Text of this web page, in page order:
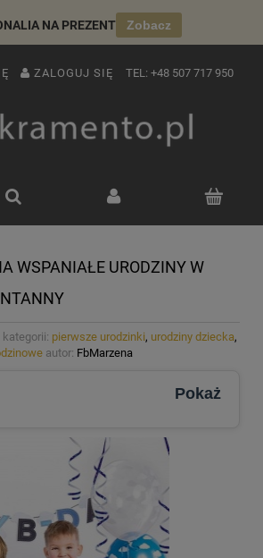
NA PREZENT Zobacz
ZALOGUJ SIĘ TEL: +48 507 717 950
WSPANIAŁE URODZINY W
kategorii: pierwsze urodzinki, urodziny dziecka,
autor: FbMarzena
Pokaż